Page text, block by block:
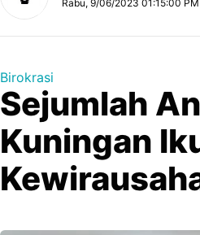
Rabu, 9/06/2023 01:15:00 PM
Birokrasi
Sejumlah
Kuningan